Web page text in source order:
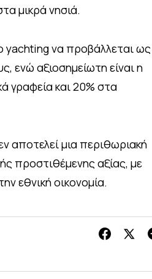
μικρά νησιά.
yachting να προβάλλεται ως
ενώ αξιοσημείωτη είναι η
γραφεία και 20% στα
αποτελεί μια περιθωριακή
προστιθέμενης αξίας, με
εθνική οικονομία.